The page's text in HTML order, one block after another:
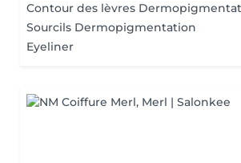
Contour des lèvres
Sourcils Dermopigmentation
Eyeliner